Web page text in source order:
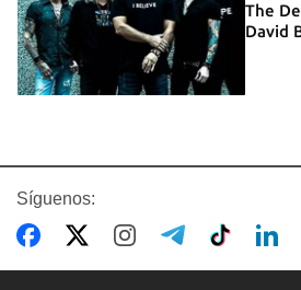
The
David
Síguenos: